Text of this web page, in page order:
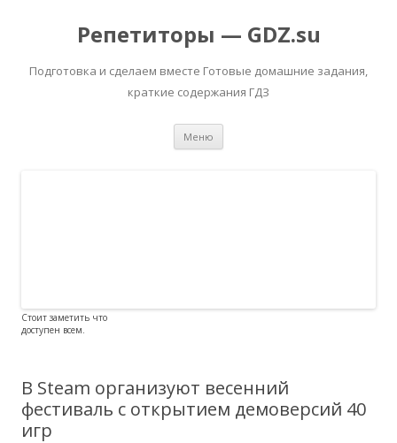
Репетиторы — GDZ.su
Подготовка и сделаем вместе Готовые домашние задания,
краткие содержания ГДЗ
Меню
Стоит заметить что
доступен всем.
В Steam организуют весенний
фестиваль с открытием демоверсий 40
игр